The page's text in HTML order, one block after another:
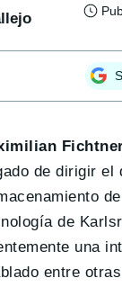
de dirigir el
de
una
entre